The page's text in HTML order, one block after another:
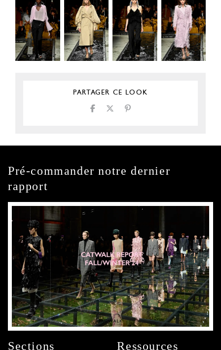
PARTAGER CE LOOK
Pré-commander notre dernier
rapport
Sections
Ressources